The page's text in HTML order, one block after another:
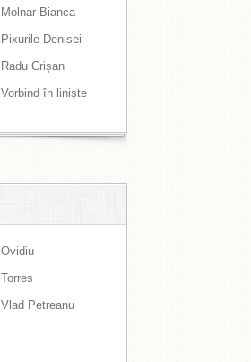
Molnar Bianca
Pixurile Denisei
Radu Crișan
Vorbind în liniște
Ovidiu
Torres
Vlad Petreanu